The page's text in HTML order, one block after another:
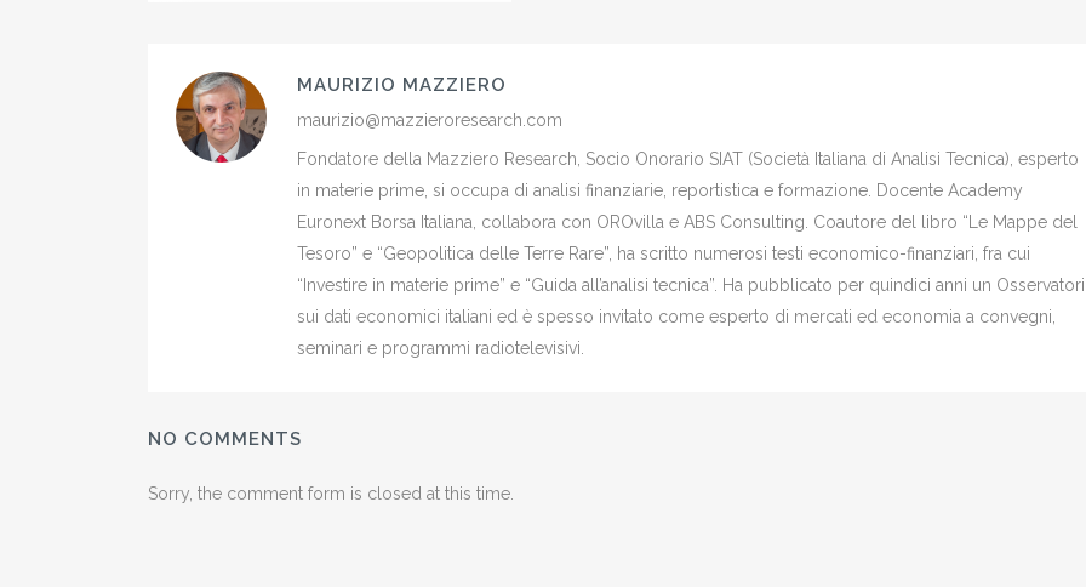
MAURIZIO MAZZIERO
maurizio@mazzieroresearch.com
Fondatore della Mazziero Research, Socio Onorario SIAT (Società Italiana di Analisi Tecnica), esperto
in materie prime, si occupa di analisi finanziarie, reportistica e formazione. Docente Academy
Euronext Borsa Italiana, collabora con OROvilla e ABS Consulting. Coautore del libro “Le Mappe del
Tesoro” e “Geopolitica delle Terre Rare”, ha scritto numerosi testi economico-finanziari, fra cui
“Investire in materie prime” e “Guida all’analisi tecnica”. Ha pubblicato per quindici anni un
sui dati economici italiani ed è spesso invitato come esperto di mercati ed economia a convegni,
seminari e programmi radiotelevisivi.
NO COMMENTS
Sorry, the comment form is closed at this time.